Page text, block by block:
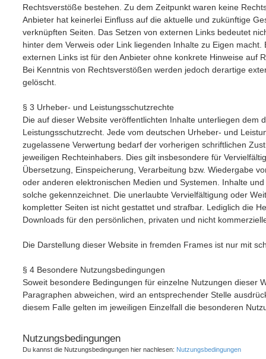
Rechtsverstöße bestehen. Zu dem Zeitpunkt waren keine
Anbieter hat keinerlei Einfluss auf die aktuelle und zukünftige
verknüpften Seiten. Das Setzen von externen Links bedeutet
hinter dem Verweis oder Link liegenden Inhalte zu Eigen macht.
externen Links ist für den Anbieter ohne konkrete Hinweise auf
Bei Kenntnis von Rechtsverstößen werden jedoch derartige
gelöscht.
§ 3 Urheber- und Leistungsschutzrechte
Die auf dieser Website veröffentlichten Inhalte unterliegen dem
Leistungsschutzrecht. Jede vom deutschen Urheber- und
zugelassene Verwertung bedarf der vorherigen schriftlichen
jeweiligen Rechteinhabers. Dies gilt insbesondere für
Übersetzung, Einspeicherung, Verarbeitung bzw. Wiedergabe
oder anderen elektronischen Medien und Systemen. Inhalte
solche gekennzeichnet. Die unerlaubte Vervielfältigung oder
kompletter Seiten ist nicht gestattet und strafbar. Lediglich die
Downloads für den persönlichen, privaten und nicht
Die Darstellung dieser Website in fremden Frames ist nur mit
§ 4 Besondere Nutzungsbedingungen
Soweit besondere Bedingungen für einzelne Nutzungen dieser
Paragraphen abweichen, wird an entsprechender Stelle
diesem Falle gelten im jeweiligen Einzelfall die besonderen
Nutzungsbedingungen
Du kannst die Nutzungsbedingungen hier nachlesen: Nutzungsbedingungen